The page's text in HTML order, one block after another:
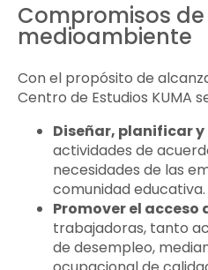
Compromisos
medioambiente
Con el propósito de
Centro de Estudios KUMA
Diseñar, planificar
actividades de
necesidades de las
comunidad educativa.
Promover el acceso
trabajadoras, tanto
de desempleo,